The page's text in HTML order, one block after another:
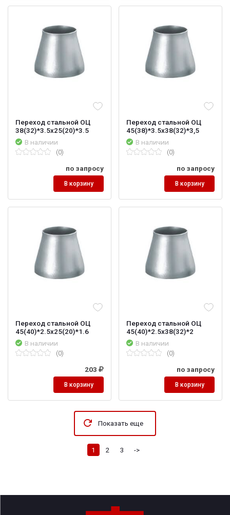
Переход стальной ОЦ
38(32)*3.5х25(20)*3.5
В наличии
(0)
по запросу
В корзину
Переход стальной ОЦ
45(38)*3.5х38(32)*3,5
В наличии
(0)
по запросу
В корзину
Переход стальной ОЦ
45(40)*2.5х25(20)*1.6
В наличии
(0)
203
В корзину
Переход стальной ОЦ
45(40)*2.5х38(32)*2
В наличии
(0)
по запросу
В корзину
Показать еще
1 2 3 ->